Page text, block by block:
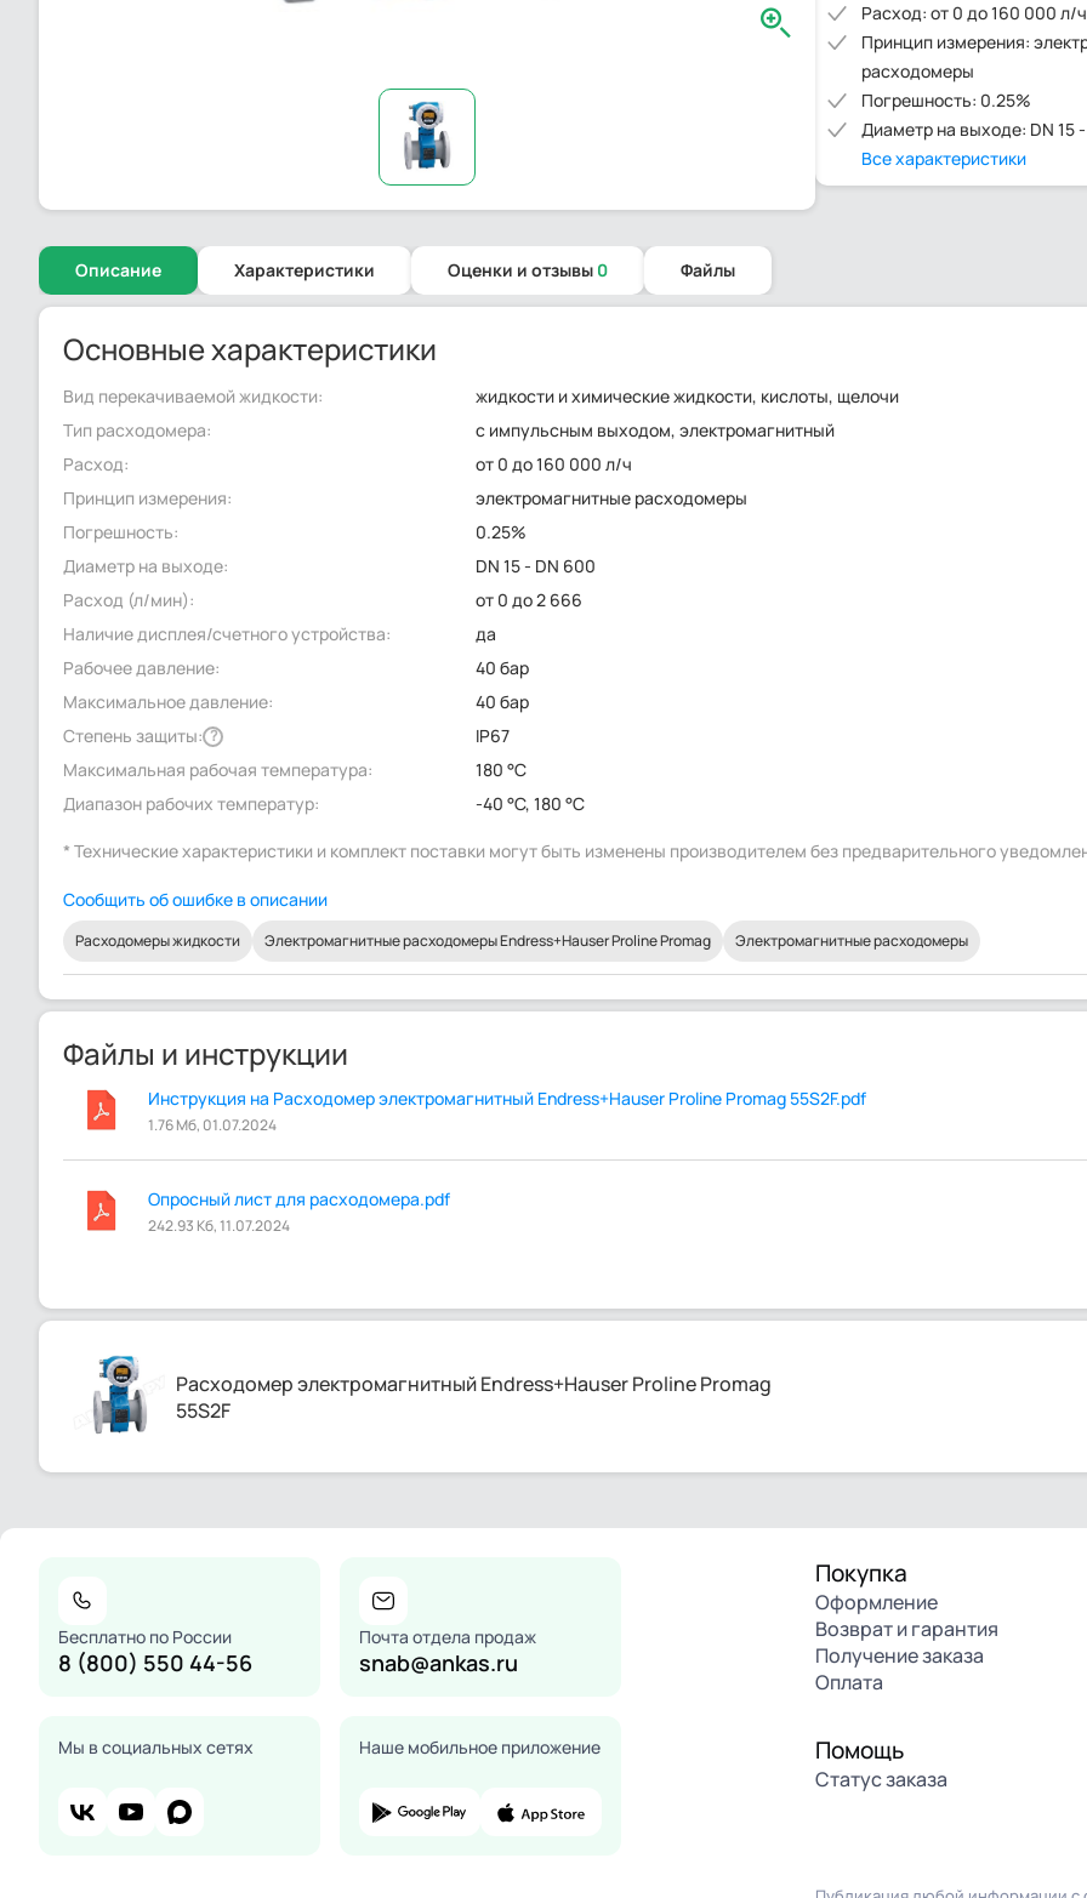
Расход: от 0 до 160 000 л/ч
Принцип измерения:
расходомеры
Погрешность: 0.25%
Диаметр на выходе: DN 15
Все характеристики
Описание Характеристики Оценки и отзывы 0 Файлы
Основные характеристики
Вид перекачиваемой жидкости:
жидкости и химические жидкости, кислоты, щелочи
Тип расходомера:
с импульсным выходом, электромагнитный
Расход:
от 0 до 160 000 л/ч
Принцип измерения:
электромагнитные расходомеры
Погрешность:
0.25%
Диаметр на выходе:
DN 15 - DN 600
Расход (л/мин):
от 0 до 2 666
Наличие дисплея/счетного устройства:
да
Рабочее давление:
40 бар
Максимальное давление:
40 бар
Степень защиты: ?
IP67
Максимальная рабочая температура:
180 °C
Диапазон рабочих температур:
-40 °C, 180 °C
* Технические характеристики и комплект поставки могут быть изменены производителем без предварительного
Сообщить об ошибке в описании
Расходомеры жидкости Электромагнитные расходомеры Endress+Hauser Proline Promag Электромагнитные расходомеры
Файлы и инструкции
Инструкция на Расходомер электромагнитный Endress+Hauser Proline Promag 55S2F.pdf
1.76 Мб, 01.07.2024
Опросный лист для расходомера.pdf
242.93 Кб, 11.07.2024
Расходомер электромагнитный Endress+Hauser Proline Promag
55S2F
Бесплатно по России
8 (800) 550 44-56
Почта отдела продаж
snab@ankas.ru
Мы в социальных сетях Наше мобильное приложение
Покупка
Оформление
Возврат и гарантия
Получение заказа
Оплата
Помощь
Статус заказа